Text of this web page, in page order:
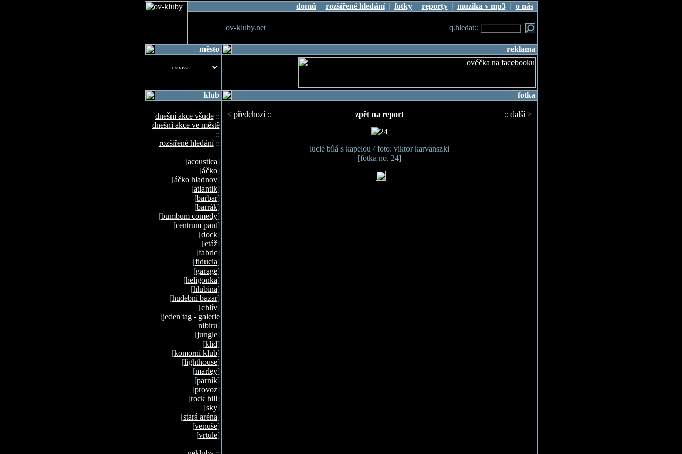
domů | rozšířené hledání| fotky| reporty| muzika v mp3| o nás
ov-kluby.net q.hledat::
město reklama
klub
dnešní akce všude::
dnešní akce ve městě
::
rozšířené hledání::
[acoustica]
[áčko]
[áčko hladnov]
[atlantik]
[barbar]
[barrák]
[bumbum comedy]
[centrum pant]
[dock]
[etáž]
[fabric]
[fiducia]
[garage]
[heligonka]
[hlubina]
[hudební bazar]
[chlív]
[jeden tag - galerie
nibiru]
[jungle]
[klid]
[komorní klub]
[lighthouse]
[marley]
[parník]
[provoz]
[rock hill]
[sky]
[stará aréna]
[venuše]
[vrtule]
fotka
< předchozí:: zpět na report :: další>
lucie bílá s kapelou / foto: viktor karvanszki
[fotka no. 24]